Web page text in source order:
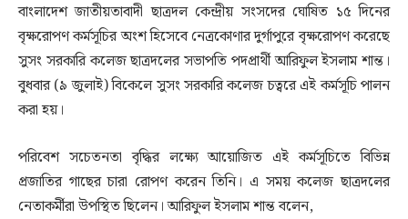
বাংলাদেশ জাতীয়তাবাদী ছাত্রদল কেন্দ্রীয় সংসদের ঘোষিত ১৫ দিনের
বৃক্ষরোপণ কর্মসূচির অংশ হিসেবে নেত্রকোণার দুর্গাপুরে বৃক্ষরোপণ করেছে
সুসং সরকারি কলেজ ছাত্রদলের সভাপতি পদপ্রার্থী আরিফুল ইসলাম শান্ত।
বুধবার (৯ জুলাই) বিকেলে সুসং সরকারি কলেজ চত্বরে এই কর্মসূচি পালন
করা হয়।
পরিবেশ সচেতনতা বৃদ্ধির লক্ষ্যে আয়োজিত এই কর্মসূচিতে বিভিন্ন
প্রজাতির গাছের চারা রোপণ করেন তিনি। এ সময় কলেজ ছাত্রদলের
নেতাকর্মীরা উপস্থিত ছিলেন। আরিফুল ইসলাম শান্ত বলেন,